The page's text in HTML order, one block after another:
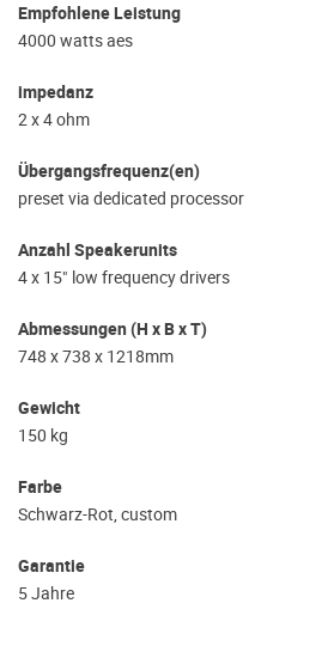
Empfohlene Leistung
4000 watts aes
impedanz
2 x 4 ohm
Übergangsfrequenz(en)
preset via dedicated processor
Anzahl Speakerunits
4 x 15" low frequency drivers
Abmessungen (H x B x T)
748 x 738 x 1218mm
Gewicht
150 kg
Farbe
Schwarz-Rot, custom
Garantie
5 Jahre